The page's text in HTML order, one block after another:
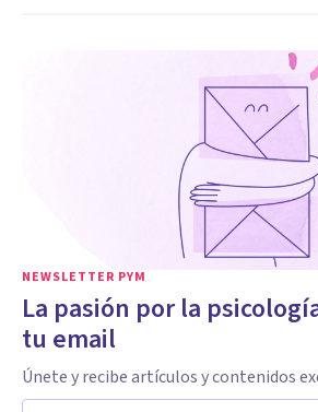
NEWSLETTER PYM
La pasión por la
tu email
Únete y recibe artículos y contenidos